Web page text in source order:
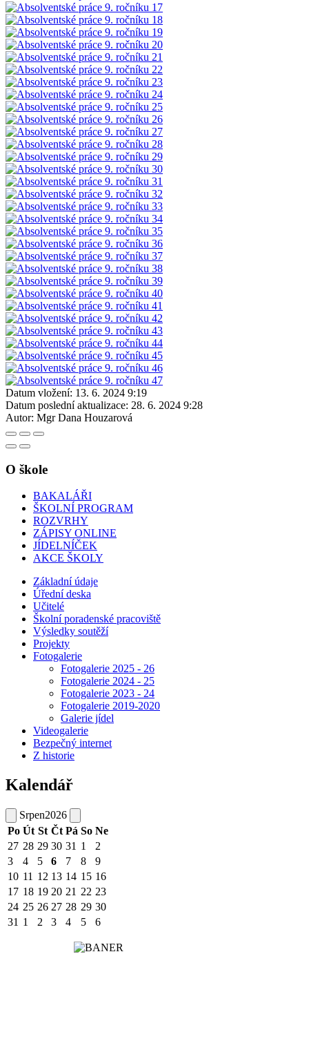
Datum vložení: 13. 6. 2024 9:19
Datum poslední aktualizace: 28. 6. 2024 9:28
Autor: Mgr Dana Houzarová
O škole
BAKALÁŘI
ŠKOLNÍ PROGRAM
ROZVRHY
ZÁPISY ONLINE
JÍDELNÍČEK
AKCE ŠKOLY
Základní údaje
Úřední deska
Učitelé
Školní poradenské pracoviště
Výsledky soutěží
Projekty
Fotogalerie
Fotogalerie 2025 - 26
Fotogalerie 2024 - 25
Fotogalerie 2023 - 24
Fotogalerie 2019-2020
Galerie jídel
Videogalerie
Bezpečný internet
Z historie
Kalendář
Srpen2026
Po Út St Čt Pá So Ne
27 28 29 30 31 1
2
3
4 5 6 7 8
9
10 11 12 13 14 15 16
17 18 19 20 21 22 23
24 25 26 27 28 29 30
31 1 2 3 4 5 6